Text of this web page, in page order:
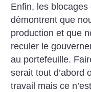
Enfin, les
démontrent que
production et que
reculer le
au portefeuille.
serait tout d’abord
travail mais ce